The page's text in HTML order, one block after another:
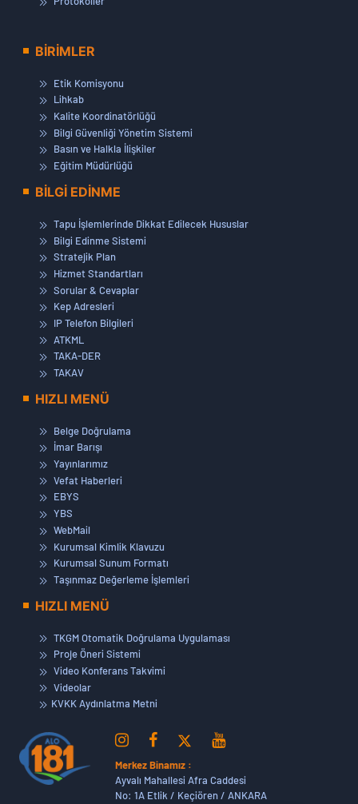
BİRİMLER
Etik Komisyonu
Lihkab
Kalite Koordinatörlüğü
Bilgi Güvenliği Yönetim Sistemi
Basın ve Halkla İlişkiler
Eğitim Müdürlüğü
BİLGİ EDİNME
Tapu İşlemlerinde Dikkat Edilecek Hususlar
Bilgi Edinme Sistemi
Stratejik Plan
Hizmet Standartları
Sorular & Cevaplar
Kep Adresleri
IP Telefon Bilgileri
ATKML
TAKA-DER
TAKAV
HIZLI MENÜ
Belge Doğrulama
İmar Barışı
Yayınlarımız
Vefat Haberleri
EBYS
YBS
WebMail
Kurumsal Kimlik Klavuzu
Kurumsal Sunum Formatı
Taşınmaz Değerleme İşlemleri
HIZLI MENÜ
TKGM Otomatik Doğrulama Uygulaması
Proje Öneri Sistemi
Video Konferans Takvimi
Videolar
KVKK Aydınlatma Metni
Merkez Binamız :
Ayvalı Mahallesi Afra Caddesi
No: 1A Etlik / Keçiören / ANKARA